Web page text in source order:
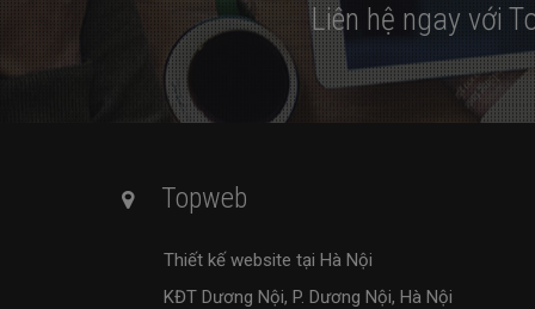
Liên hệ ngay với
Topweb
Thiết kế website tại Hà Nội
KĐT Dương Nội, P. Dương Nội, Hà Nội